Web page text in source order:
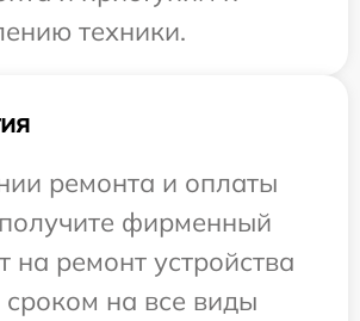
техники.
ремонта и оплаты
фирменный
на ремонт устройства
сроком на все виды